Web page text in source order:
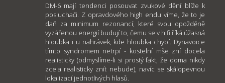
DM-6 mají tendenci posouvat zvukové dění blíže k
posluchači. Z opravdového high endu víme, že to je
daň za minimum rezonancí, které svou opožděně
vyzářenou energií budují to, čemu se v hifi říká úžasná
hloubka i u nahrávek, kde hloubka chybí. Dynavoice
tímto syndromem netrpí - kostelní mše zní docela
realisticky (odmyslíme-li si prostý fakt, že doma nikdy
zcela realisticky znít nebude), navíc se skálopevnou
lokalizací jednotlivých hlasů.